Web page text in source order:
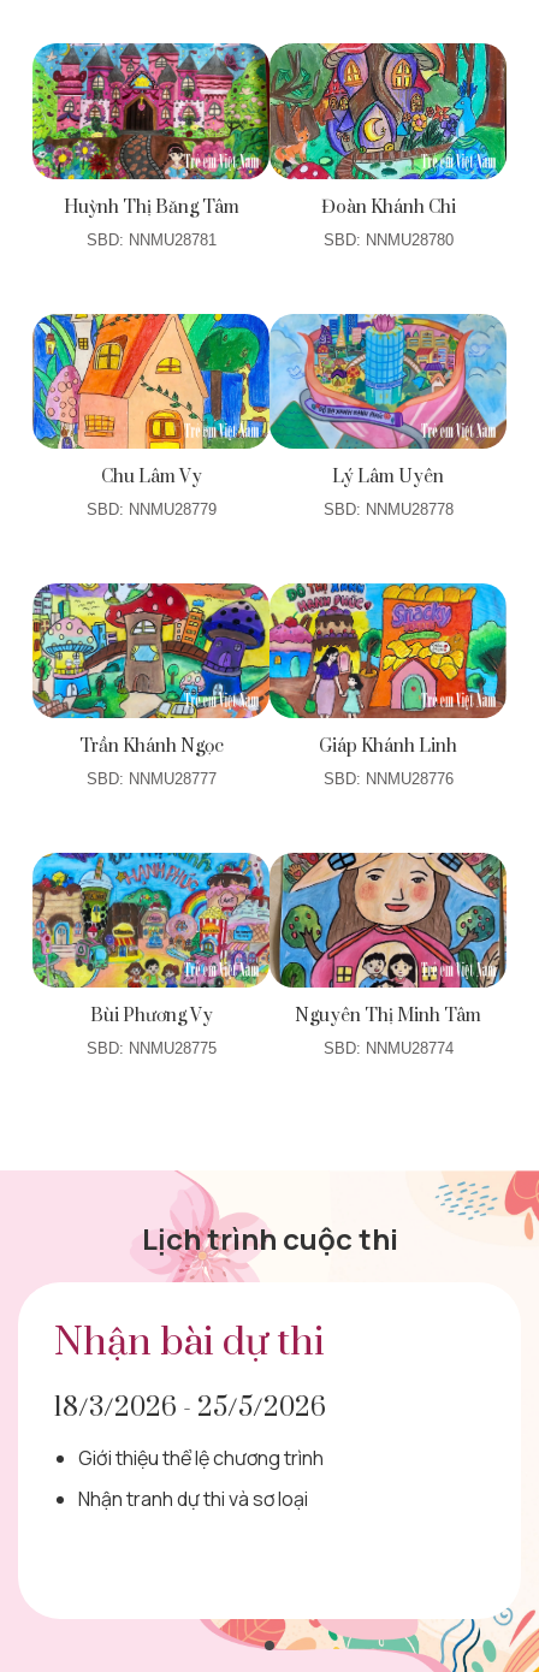
Huỳnh Thị Băng Tâm
SBD: NNMU28781
Đoàn Khánh Chi
SBD: NNMU28780
Chu Lâm Vy
SBD: NNMU28779
Lý Lâm Uyên
SBD: NNMU28778
Trần Khánh Ngọc
SBD: NNMU28777
Giáp Khánh Linh
SBD: NNMU28776
Bùi Phương Vy
SBD: NNMU28775
Nguyên Thị Minh Tâm
SBD: NNMU28774
Lịch trình cuộc thi
Nhận bài dự thi
18/3/2026 - 25/5/2026
Giới thiệu thể lệ chương trình
Nhận tranh dự thi và sơ loại